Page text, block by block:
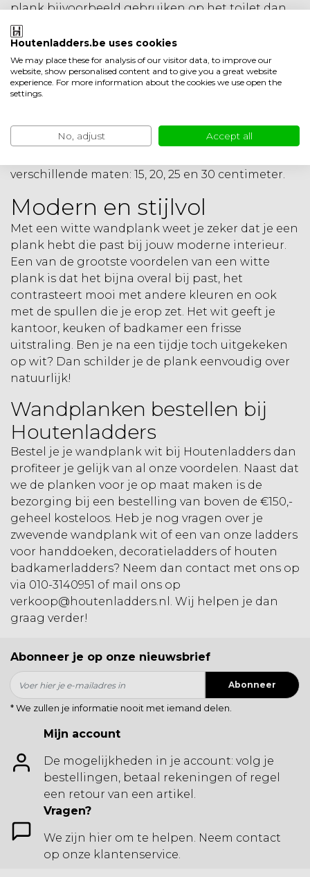
plank bijvoorbeeld gebruiken op het toilet dan
kun je de wandplank precies op de breedte van je
toiletruimte laten maken. Je kunt aan het einde
van je bestelproces bij de opmerkingen
aangeven hoe lang je wandplank precies moet
zijn. Wij bieden maatwerk aan van 30 centimeter
zijn er vast maten beschikbaar. De wandplanken
zijn leverbaar in twee diktes, 32 millimeter en 40
verschillende maten: 15, 20, 25 en 30 centimeter.
Modern en stijlvol
Met een witte wandplank weet je zeker dat je een
plank hebt die past bij jouw moderne interieur.
Een van de grootste voordelen van een witte
plank is dat het bijna overal bij past, het
contrasteert mooi met andere kleuren en ook
met de spullen die je erop zet. Het wit geeft je
kantoor, keuken of badkamer een frisse
uitstraling. Ben je na een tijdje toch uitgekeken
op wit? Dan schilder je de plank eenvoudig over
natuurlijk!
Wandplanken bestellen bij
Houtenladders
Bestel je je wandplank wit bij Houtenladders dan
profiteer je gelijk van al onze voordelen. Naast dat
we de planken voor je op maat maken is de
bezorging bij een bestelling van boven de €150,-
geheel kosteloos. Heb je nog vragen over je
zwevende wandplank wit of een van onze ladders
voor handdoeken, decoratieladders of houten
badkamerladders? Neem dan contact met ons op
via 010-3140951 of mail ons op
verkoop@houtenladders.nl . Wij helpen je dan
graag verder!
Abonneer je op onze nieuwsbrief
Abonneer
* We zullen je informatie nooit met iemand delen.
Mijn account
De mogelijkheden in je account: volg je
bestellingen, betaal rekeningen of regel
een retour van een artikel.
Vragen?
We zijn hier om te helpen. Neem contact
op onze klantenservice.
Houtenladders.be uses cookies
We may place these for analysis of our visitor data, to improve our
website, show personalised content and to give you a great website
experience. For more information about the cookies we use open the
settings.
No, adjust Accept all